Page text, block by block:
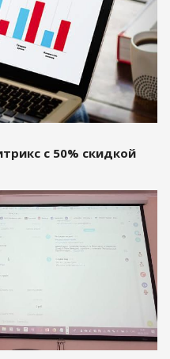
с 50% скидкой